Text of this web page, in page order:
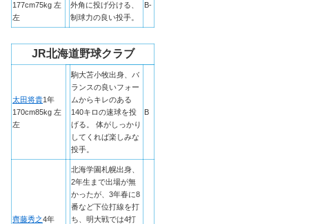
177cm75kg 左
左
外角に投げ分ける、
制球力の良い投手。
B-
JR北海道野球クラブ
太田将貴1年
170cm85kg 左
左
駒大苫小牧出身、バ
ランスの良いフォー
ムからキレのある
140キロの速球を投
げる。 体がしっかり
してくれば楽しみな
投手。
B
齊藤秀之4年
北海学園札幌出身、
2年生まで出場が無
かったが、3年春に8
番など下位打線を打
ち、明大戦では4打